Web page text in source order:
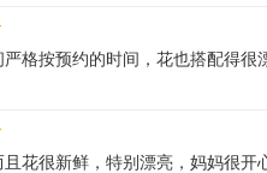
格按预约的时间，花也搭配得很
花很新鲜，特别漂亮，妈妈很开